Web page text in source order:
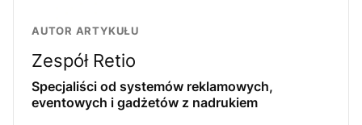
AUTOR ARTYKUŁU
Zespół Retio
Specjaliści od systemów reklamowych,
eventowych i gadżetów z nadrukiem